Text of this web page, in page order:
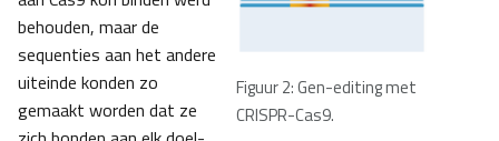
Figuur 2: Gen-editing met
CRISPR-Cas9.
behouden, maar de
sequenties aan het andere
uiteinde konden zo
gemaakt worden dat ze